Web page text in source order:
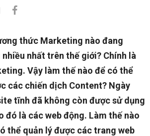
thức Marketing nào đang
nhất trên thế giới? Chính là
Vậy làm thế nào để có thể
các chiến dịch Content? Ngày
tĩnh đã không còn được sử dụng
đó là các web động. Làm thế nào
thể quản lý được các trang web